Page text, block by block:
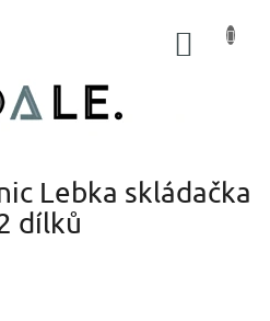
Lebka skládačka
dílků